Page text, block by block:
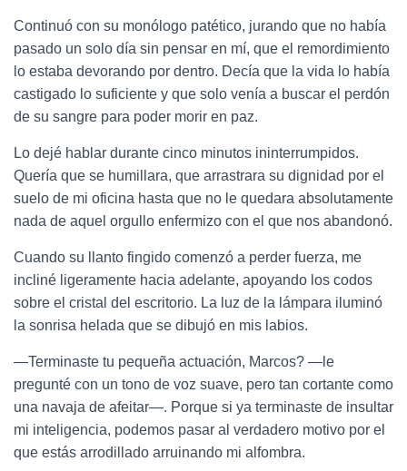
Continuó con su monólogo patético, jurando que no había
pasado un solo día sin pensar en mí, que el remordimiento
lo estaba devorando por dentro. Decía que la vida lo había
castigado lo suficiente y que solo venía a buscar el perdón
de su sangre para poder morir en paz.
Lo dejé hablar durante cinco minutos ininterrumpidos.
Quería que se humillara, que arrastrara su dignidad por el
suelo de mi oficina hasta que no le quedara absolutamente
nada de aquel orgullo enfermizo con el que nos abandonó.
Cuando su llanto fingido comenzó a perder fuerza, me
incliné ligeramente hacia adelante, apoyando los codos
sobre el cristal del escritorio. La luz de la lámpara iluminó
la sonrisa helada que se dibujó en mis labios.
—Terminaste tu pequeña actuación, Marcos? —le
pregunté con un tono de voz suave, pero tan cortante como
una navaja de afeitar—. Porque si ya terminaste de insultar
mi inteligencia, podemos pasar al verdadero motivo por el
que estás arrodillado arruinando mi alfombra.